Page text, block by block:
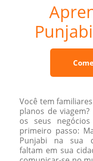
Punjabi
Você tem
planos de
os seus
primeiro passo:
Punjabi na sua
faltam em sua